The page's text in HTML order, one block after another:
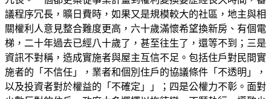
議程序冗長，曠日費時，如果又是規模較大的社區，地主與相
關權利人意見整合難度更高，六十歲滿懷希望換新房、有個電
梯，二十年過去已經八十歲了，甚至往生了，還等不到；三是
資訊不對稱，造成實施者與屋主互信不足。包括住戶對民間實
施者的「不信任」，業者和個別住戶的協議條件「不透明」，
以及投資者對於權益的「不確定」」；四是公權力不彰。面對